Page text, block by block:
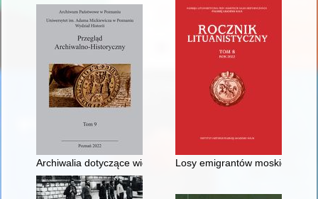
Archiwalia dotyczące wielkopolskich gmin żydowskich w
Losy emigrantów